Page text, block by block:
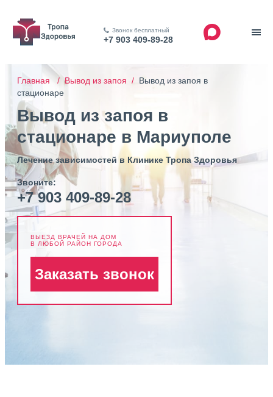
Звонок бесплатный
+7 903 409-89-28
Главная /Вывод из запоя / Вывод из запоя в
стационаре
Вывод из запоя в
стационаре в Мариуполе
Лечение зависимостей в Клинике Тропа Здоровья
Звоните:
+7 903 409-89-28
ВЫЕЗД ВРАЧЕЙ НА ДОМ
В ЛЮБОЙ РАЙОН ГОРОДА
Заказать звонок